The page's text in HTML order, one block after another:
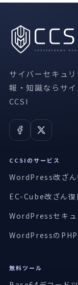
サイバーセキュ
報・知識ならサ
CCSI
CCSIのサービス
WordPress改ざん
EC-Cube改ざん復
WordPressセキュ
WordPressの
無料ツール